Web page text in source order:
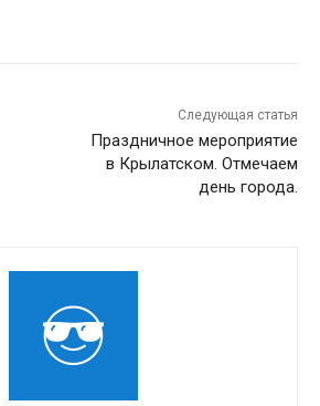
Следующая статья
Праздничное мероприятие
в Крылатском. Отмечаем
день города.